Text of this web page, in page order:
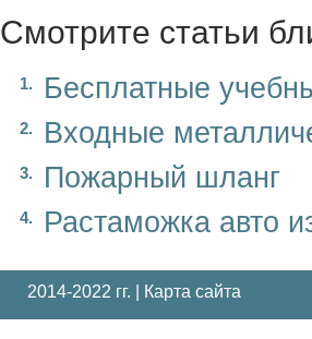
Смотрите статьи
Бесплатные
Входные
Пожарный шланг
Растаможка авто
2014-2022 гг. | Карта сайта